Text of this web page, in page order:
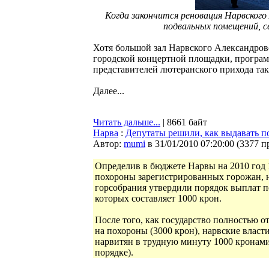
Когда закончится реновация
подвальных помещений,
Хотя большой зал Нарвского
городской концертной площадки,
представителей лютеранского прихода
Далее...
Читать дальше... | 8661 байт
Нарва : Депутаты решили, как выдавать
Автор: mumi в 31/01/2010 07:20:00 (3377
Определив в бюджете Нарвы на 2010 год
похороны зарегистрированных горожан,
горсобрания утвердили порядок выплат
которых составляет 1000 крон.
После того, как государство полностью
на похороны (3000 крон), нарвские
нарвитян в трудную минуту 1000
порядке).